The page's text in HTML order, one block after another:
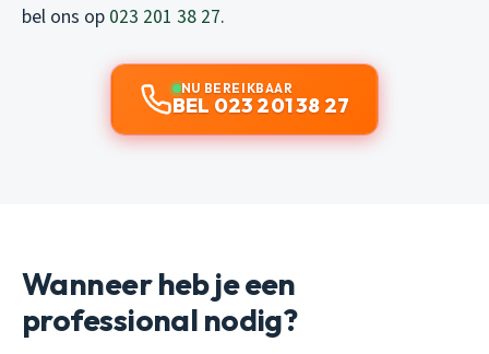
bel ons op 023 201 38 27.
NU BEREIKBAAR
BEL 023 201 38 27
Wanneer heb je een
professional nodig?